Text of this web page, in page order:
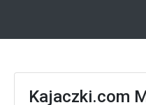
Kajaczki.com